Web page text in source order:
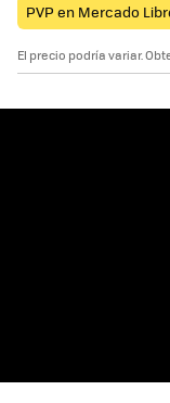
PVP en Mercado
El precio podría variar.